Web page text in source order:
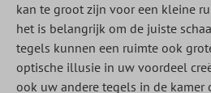
kan te groot zijn voor een kleine
het is belangrijk om de juiste
tegels kunnen een ruimte ook
optische illusie in uw voordeel
ook uw andere tegels in de kamer